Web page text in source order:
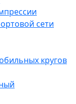
сети
кругов